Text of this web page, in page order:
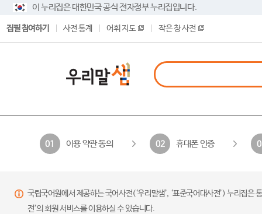
이 누리집은 대한민국 공식 전자정부 누리집입니다.
집필 참여하기 사전 통계 어휘 지도 작은 창 사전
01 이용 약관 동의 02 휴대폰 인증
국립국어원에서 제공하는 국어사전(‘우리말샘’, ‘표준국어대사전’) 누리집
전’의 회원 서비스를 이용하실 수 있습니다.